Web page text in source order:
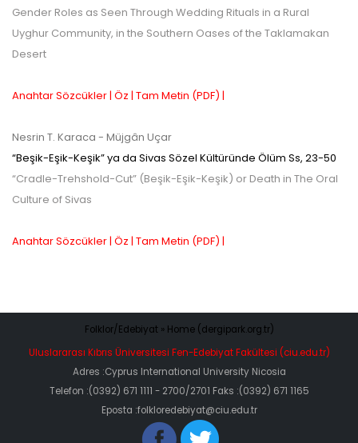
Gender Roles as Seen Through Wedding Rituals in a Rural
Uyghur Community, in the Southern Oases of the Taklamakan
Desert
Anahtar Sözcükler | Öz | Tam Metin (PDF) |
Nesrin T. Karaca - Müjgân Uçar
“Beşik-Eşik-Keşik” ya da Sivas Sözel Kültüründe Ölüm Ss, 23-50
“Cradle-Trehshold-Cut” (Beşik-Eşik-Keşik) or Death in The Oral
Culture of Sivas
Anahtar Sözcükler | Öz | Tam Metin (PDF) |
Folklor/Edebiyat » Home (dergipark.org.tr)
Uluslararası Kıbrıs Üniversitesi Fen-Edebiyat Fakültesi (ciu.edu.tr)
Adres :Cyprus International University Nicosia
Telefon :(0392) 671 1111 - 2700/2701 Faks :(0392) 671 1165
Eposta :folkloredebiyat@ciu.edu.tr